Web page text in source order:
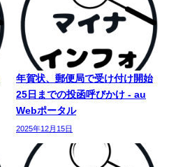
年賀状、郵便局で受け付け開始
25日までの投函呼びかけ - au
Webポータル
2025年12月15日